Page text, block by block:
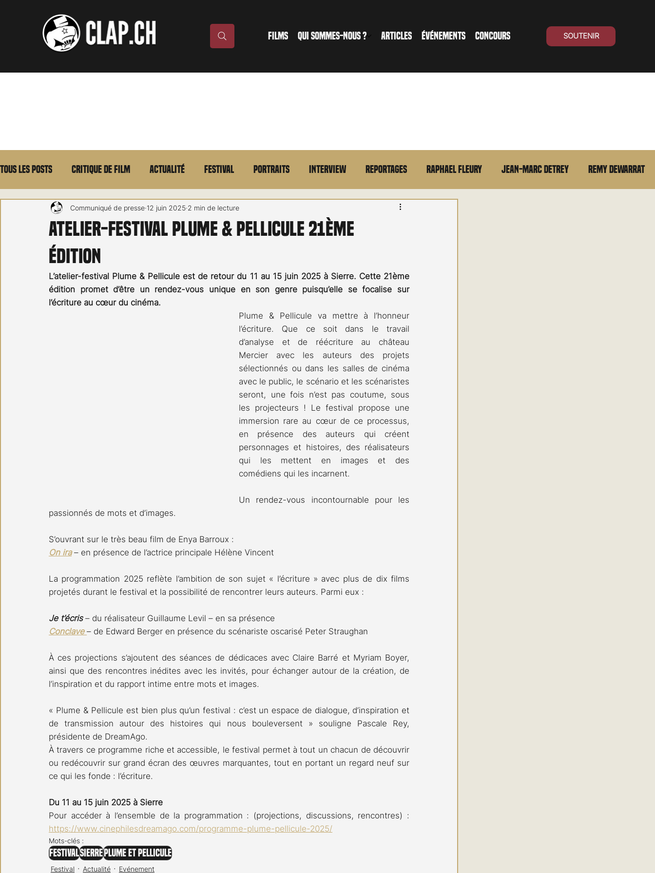
FILMS QUI SOMMES-NOUS ? ARTICLES ÉVÉNEMENTS CONCOURS SOUTENIR
Tous les posts Critique de film Actualité Festival Portraits Interview Reportages Raphael Fleury Jean-Marc Detrey Remy Dewarrat
Max Borg Laurent Scherlen Memento En bref
Carnet noir Open Air
Atelier-Festival Plume & Pellicule 21ème
édition
Communiqué de presse 12 juin 2025 2 min de lecture
L’atelier-festival Plume & Pellicule est de retour du 11 au 15 juin 2025 à Sierre. Cette 21ème
édition promet d’être un rendez-vous unique en son genre puisqu’elle se focalise sur
l’écriture au cœur du cinéma.
Plume & Pellicule va mettre à l’honneur
l’écriture. Que ce soit dans le travail
d’analyse et de réécriture au château
Mercier avec les auteurs des projets
sélectionnés ou dans les salles de cinéma
avec le public, le scénario et les scénaristes
seront, une fois n’est pas coutume, sous
les projecteurs ! Le festival propose une
immersion rare au cœur de ce processus,
en présence des auteurs qui créent
personnages et histoires, des réalisateurs
qui les mettent en images et des
comédiens qui les incarnent.
Un rendez-vous incontournable pour les
passionnés de mots et d’images.
S’ouvrant sur le très beau film de Enya Barroux :
On ira – en présence de l’actrice principale Hélène Vincent
La programmation 2025 reflète l’ambition de son sujet « l’écriture » avec plus de dix films
projetés durant le festival et la possibilité de rencontrer leurs auteurs. Parmi eux :
Je t’écris – du réalisateur Guillaume Levil – en sa présence
Conclave – de Edward Berger en présence du scénariste oscarisé Peter Straughan
À ces projections s’ajoutent des séances de dédicaces avec Claire Barré et Myriam Boyer,
ainsi que des rencontres inédites avec les invités, pour échanger autour de la création, de
l’inspiration et du rapport intime entre mots et images.
« Plume & Pellicule est bien plus qu’un festival : c’est un espace de dialogue, d’inspiration et
de transmission autour des histoires qui nous bouleversent » souligne Pascale Rey,
présidente de DreamAgo.
À travers ce programme riche et accessible, le festival permet à tout un chacun de découvrir
ou redécouvrir sur grand écran des œuvres marquantes, tout en portant un regard neuf sur
ce qui les fonde : l’écriture.
Du 11 au 15 juin 2025 à Sierre
https://www.cinephilesdreamago.com/programme-plume-pellicule-2025/
Mots-clés :
FestivalSierre Plume et Pellicule
Festival Actualité Evénement